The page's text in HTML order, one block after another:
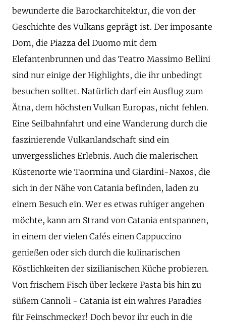
bewunderte die Barockarchitektur, die von der
Geschichte des Vulkans geprägt ist. Der imposante
Dom, die Piazza del Duomo mit dem
Elefantenbrunnen und das Teatro Massimo Bellini
sind nur einige der Highlights, die ihr unbedingt
besuchen solltet. Natürlich darf ein Ausflug zum
Ätna, dem höchsten Vulkan Europas, nicht fehlen.
Eine Seilbahnfahrt und eine Wanderung durch die
faszinierende Vulkanlandschaft sind ein
unvergessliches Erlebnis. Auch die malerischen
Küstenorte wie Taormina und Giardini-Naxos, die
sich in der Nähe von Catania befinden, laden zu
einem Besuch ein. Wer es etwas ruhiger angehen
möchte, kann am Strand von Catania entspannen,
in einem der vielen Cafés einen Cappuccino
genießen oder sich durch die kulinarischen
Köstlichkeiten der sizilianischen Küche probieren.
Von frischem Fisch über leckere Pasta bis hin zu
süßem Cannoli - Catania ist ein wahres Paradies
für Feinschmecker! Doch bevor ihr euch in die